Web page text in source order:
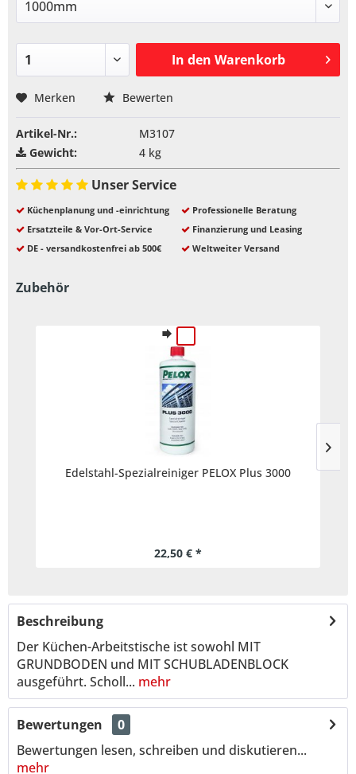
In den Warenkorb
Merken Bewerten
Artikel-Nr.:
M3107
Gewicht:
4 kg
Unser Service
Küchenplanung und -einrichtung
Professionelle Beratung
Ersatzteile & Vor-Ort-Service
Finanzierung und Leasing
DE - versandkostenfrei ab 500€
Weltweiter Versand
Zubehör
Edelstahl-Spezialreiniger PELOX Plus 3000
22,50 € *
Beschreibung
Der Küchen-Arbeitstische ist sowohl MIT
GRUNDBODEN und MIT SCHUBLADENBLOCK
ausgeführt. Scholl... mehr
Bewertungen
0
Bewertungen lesen, schreiben und diskutieren...
mehr